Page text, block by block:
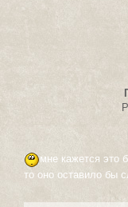
мне кажется это
то оно оставило бы